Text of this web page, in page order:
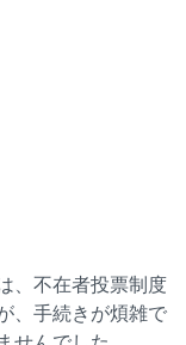
、不在者投票制度
、手続きが煩雑で